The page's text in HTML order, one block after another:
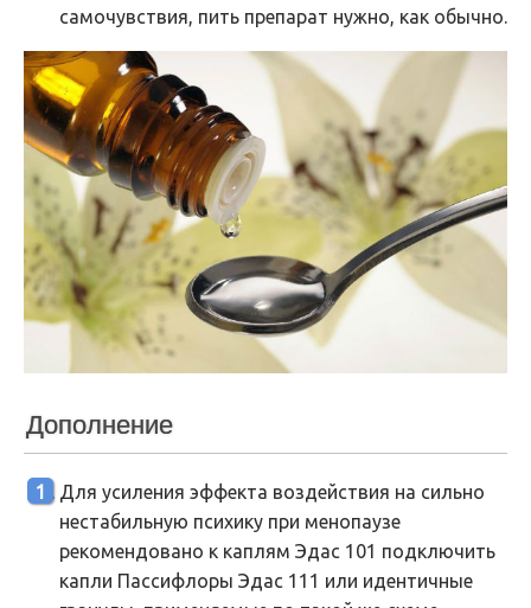
самочувствия, пить препарат нужно, как обычно.
Дополнение
Для усиления эффекта воздействия на сильно
нестабильную психику при менопаузе
рекомендовано к каплям Эдас 101 подключить
капли Пассифлоры Эдас 111 или идентичные